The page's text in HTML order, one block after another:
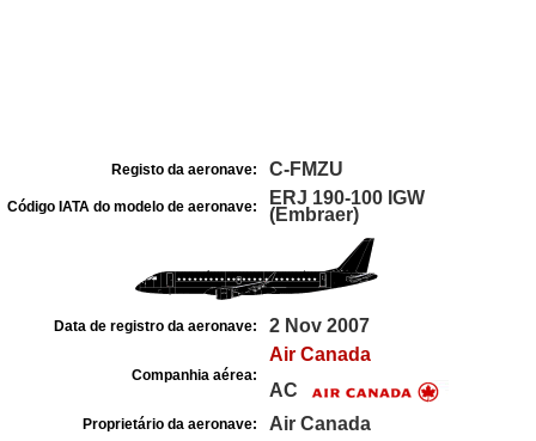
Registo da aeronave: C-FMZU
Código IATA do modelo de aeronave:
ERJ 190-100 IGW
(Embraer)
Data de registro da aeronave: 2 Nov 2007
Companhia aérea:
Air Canada
AC
Proprietário da aeronave: Air Canada